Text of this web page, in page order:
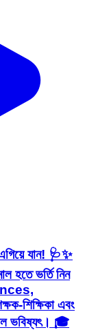
যান! 🩺✨
হতে ভর্তি নিন
শিক্ষিকা এবং
ভবিষ্যৎ। 🎓